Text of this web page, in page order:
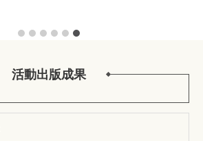
活動出版成果